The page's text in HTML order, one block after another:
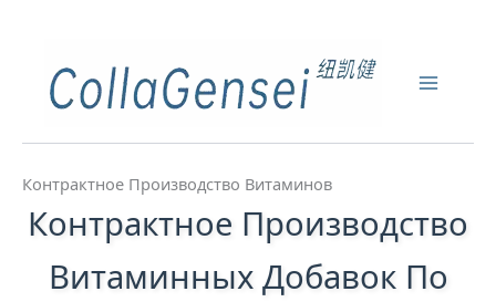
Контрактное Производство Витаминов
Контрактное Производство
Витаминных Добавок По